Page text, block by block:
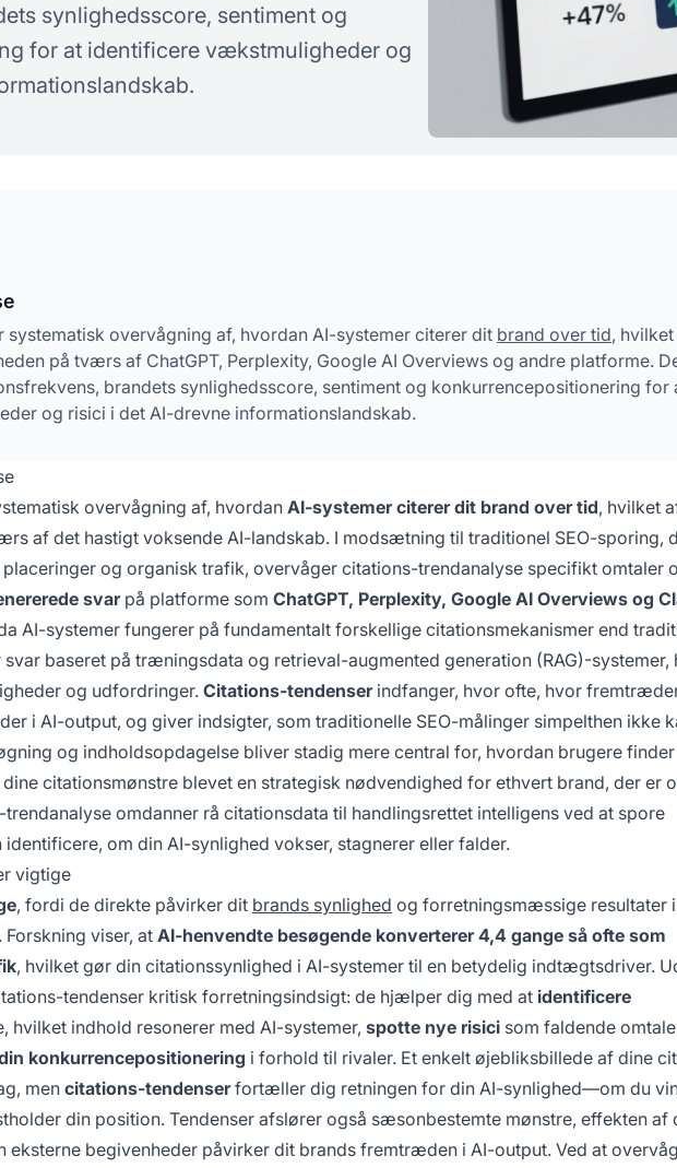
AI-synlighed
spørgsmål
synlighedsscore, sentiment og
for at identificere vækstmuligheder og
systematisk overvågning af, hvordan AI-systemer citerer dit brand over tid, hvilket
på tværs af ChatGPT, Perplexity, Google AI Overviews og andre platforme.
brandets synlighedsscore, sentiment og konkurrencepositionering for
og risici i det AI-drevne informationslandskab.
overvågning af, hvordan AI-systemer citerer dit brand over tid, hvilket
af det hastigt voksende AI-landskab. I modsætning til traditionel SEO-sporing,
og organisk trafik, overvåger citations-trendanalyse specifikt omtaler
svarpå platforme som ChatGPT, Perplexity, Google AI Overviews og
AI-systemer fungerer på fundamentalt forskellige citationsmekanismer end
baseret på træningsdata og retrieval-augmented generation (RAG)-systemer,
og udfordringer. Citations-tendenserindfanger, hvor ofte, hvor
i AI-output, og giver indsigter, som traditionelle SEO-målinger simpelthen ikke
og indholdsopdagelse bliver stadig mere central for, hvordan brugere finder
citationsmønstre blevet en strategisk nødvendighed for ethvert brand, der er
omdanner rå citationsdata til handlingsrettet intelligens ved at spore
om din AI-synlighed vokser, stagnerer eller falder.
vigtige
, fordi de direkte påvirker dit brands synlighed og forretningsmæssige resultater
viser, atAI-henvendte besøgende konverterer 4,4 gange så ofte som
, hvilket gør din citationssynlighed i AI-systemer til en betydelig indtægtsdriver.
tendenser kritisk forretningsindsigt: de hjælper dig med at identificere
hvilket indhold resonerer med AI-systemer, spotte nye risici som faldende
konkurrencepositionering i forhold til rivaler. Et enkelt øjebliksbillede af dine
mencitations-tendenserfortæller dig retningen for din AI-synlighed—om du
din position. Tendenser afslører også sæsonbestemte mønstre, effekten af
eksterne begivenheder påvirker dit brands fremtræden i AI-output. Ved at